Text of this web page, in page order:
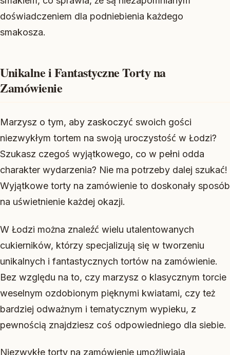
doświadczeniem dla podniebienia każdego
smakosza.
Unikalne i Fantastyczne Torty na
Zamówienie
Marzysz o tym, aby zaskoczyć swoich gości
niezwykłym tortem na swoją uroczystość w Łodzi?
Szukasz czegoś wyjątkowego, co w pełni odda
charakter wydarzenia? Nie ma potrzeby dalej szukać!
Wyjątkowe torty na zamówienie to doskonały sposób
na uświetnienie każdej okazji.
W Łodzi można znaleźć wielu utalentowanych
cukierników, którzy specjalizują się w tworzeniu
unikalnych i fantastycznych tortów na zamówienie.
Bez względu na to, czy marzysz o klasycznym torcie
weselnym ozdobionym pięknymi kwiatami, czy też
bardziej odważnym i tematycznym wypieku, z
pewnością znajdziesz coś odpowiedniego dla siebie.
Niezwykłe torty na zamówienie umożliwiają